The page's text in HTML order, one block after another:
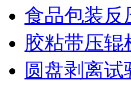
食品包装反
胶粘带压辊
圆盘剥离